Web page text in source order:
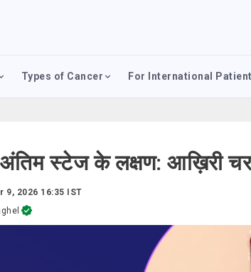
Types of Cancer For International
स्टेज के लक्षण: आख़िरी
9, 2026 16:35 IST